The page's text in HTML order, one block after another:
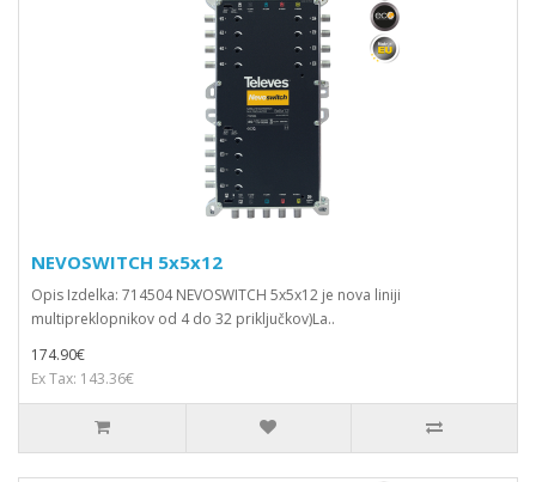
NEVOSWITCH 5x5x12
Opis Izdelka: 714504 NEVOSWITCH 5x5x12 je nova liniji
multipreklopnikov od 4 do 32 priključkov)La..
174.90€
Ex Tax: 143.36€